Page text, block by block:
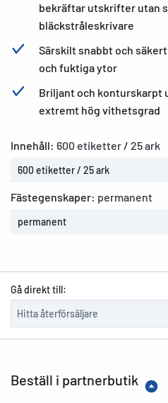
bekräftar utskrifter utan
bläckstråleskrivare
Särskilt snabbt och
och fuktiga ytor
Briljant och
extremt hög vithetsgrad
Innehåll: 600 etiketter / 25 ark
600 etiketter / 25 ark
Fästegenskaper: permanent
permanent
Gå direkt till:
Beställ i partnerbutik